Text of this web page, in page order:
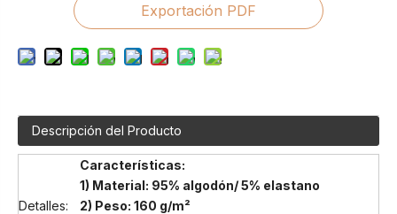
Exportación PDF
Descripción del Producto
Detalles:
Características:
1) Material: 95% algodón/ 5% elastano
2) Peso: 160 g/m²